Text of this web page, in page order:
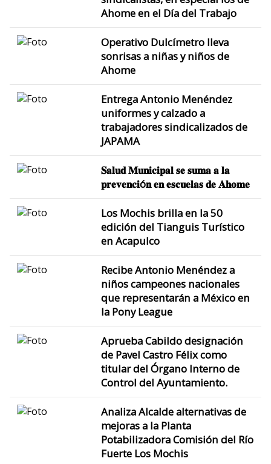
Ahome en el Día del Trabajo
Operativo Dulcímetro lleva
sonrisas a niñas y niños de
Ahome
Entrega Antonio Menéndez
uniformes y calzado a
trabajadores sindicalizados de
JAPAMA
𝐒𝐚𝐥𝐮𝐝 𝐌𝐮𝐧𝐢𝐜𝐢𝐩𝐚𝐥 𝐬𝐞 𝐬𝐮𝐦𝐚 𝐚 𝐥𝐚
𝐩𝐫𝐞𝐯𝐞𝐧𝐜𝐢ó𝐧 𝐞𝐧 𝐞𝐬𝐜𝐮𝐞𝐥𝐚𝐬 𝐝𝐞 𝐀𝐡𝐨𝐦𝐞
Los Mochis brilla en la 50
edición del Tianguis Turístico
en Acapulco
Recibe Antonio Menéndez a
niños campeones nacionales
que representarán a México en
la Pony League
Aprueba Cabildo designación
de Pavel Castro Félix como
titular del Órgano Interno de
Control del Ayuntamiento.
Analiza Alcalde alternativas de
mejoras a la Planta
Potabilizadora Comisión del Río
Fuerte Los Mochis